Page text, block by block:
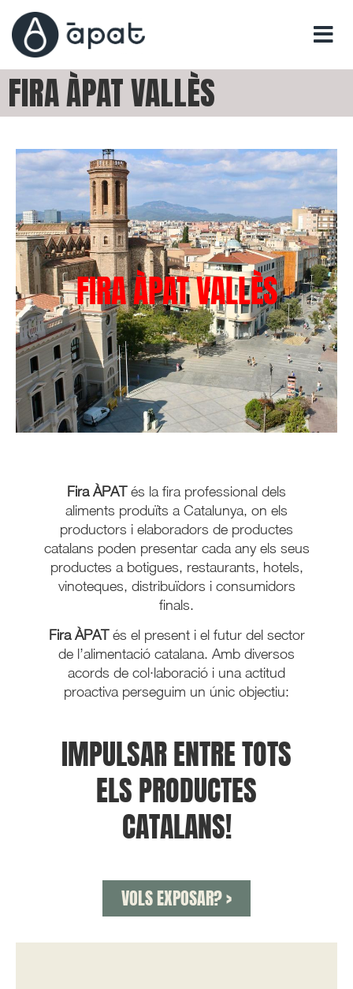
FIRA ÀPAT VALLÈS
FIRA ÀPAT VALLÈS
Fira ÀPATés la fira professional dels
aliments produïts a Catalunya, on els
productors i elaboradors de productes
catalans poden presentar cada any els seus
productes a botigues, restaurants, hotels,
vinoteques, distribuïdors i consumidors
finals.
Fira ÀPATés el present i el futur del sector
de l’alimentació catalana. Amb diversos
acords de col·laboració i una actitud
proactiva perseguim un únic objectiu:
IMPULSAR ENTRE TOTS
ELS PRODUCTES
CATALANS!
VOLS EXPOSAR? >